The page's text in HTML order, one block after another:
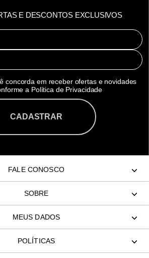
E DESCONTOS EXCLUSIVOS
CADASTRAR
concorda em receber ofertas e novidades
a Política de Privacidade
FALE CONOSCO
SOBRE
MEUS DADOS
POLÍTICAS